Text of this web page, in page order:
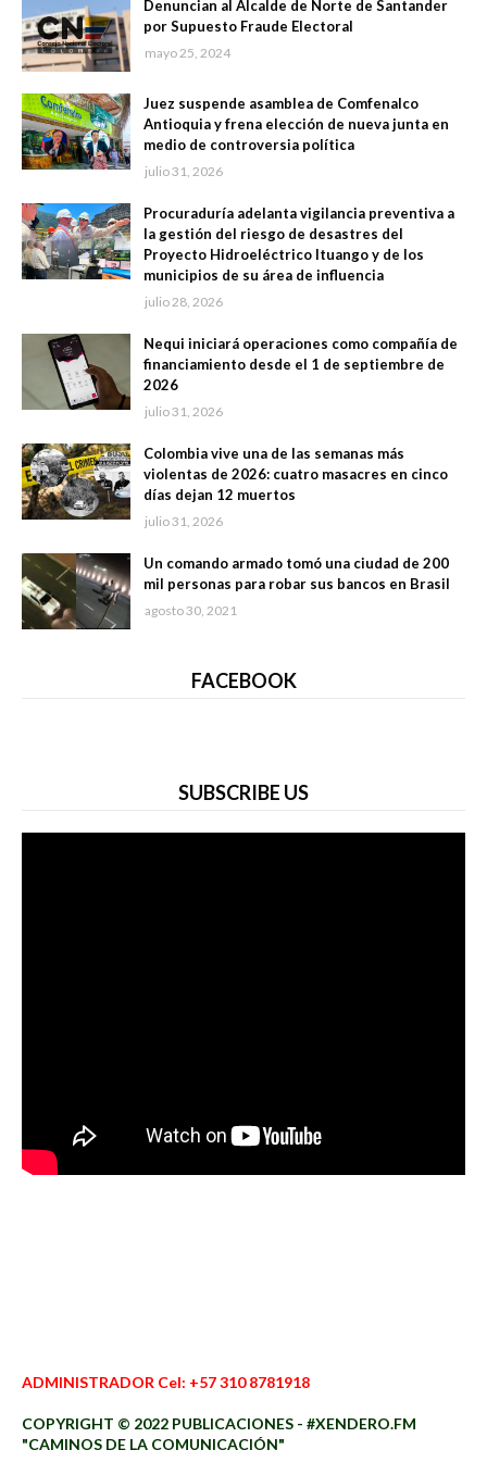
Denuncian al Alcalde de Norte de Santander
por Supuesto Fraude Electoral
mayo 25, 2024
Juez suspende asamblea de Comfenalco
Antioquia y frena elección de nueva junta en
medio de controversia política
julio 31, 2026
Procuraduría adelanta vigilancia preventiva a
la gestión del riesgo de desastres del
Proyecto Hidroeléctrico Ituango y de los
municipios de su área de influencia
julio 28, 2026
Nequi iniciará operaciones como compañía de
financiamiento desde el 1 de septiembre de
2026
julio 31, 2026
Colombia vive una de las semanas más
violentas de 2026: cuatro masacres en cinco
días dejan 12 muertos
julio 31, 2026
Un comando armado tomó una ciudad de 200
mil personas para robar sus bancos en Brasil
agosto 30, 2021
FACEBOOK
SUBSCRIBE US
ADMINISTRADOR Cel: +57 310 8781918
COPYRIGHT © 2022 PUBLICACIONES - #XENDERO.FM
"CAMINOS DE LA COMUNICACIÓN"